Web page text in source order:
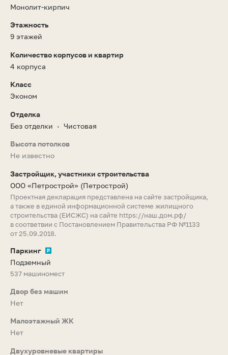
Монолит-кирпич
Этажность
9 этажей
Количество корпусов и квартир
4 корпуса
Класс
Эконом
Отделка
Без отделки
• Чистовая
Высота потолков
Не известно
Застройщик, участники строительства
ООО «Петрострой» (Петрострой)
Проектная декларация представлена на сайте застройщика,
а также в единой информационной системе жилищного
строительства (ЕИСЖС) на сайте https://наш.дом.рф/
в соответвии с Постановлением Правительства РФ №1133
от 25.09.2018.
Паркинг
Подземный
537 машиномест
Двор без машин
Нет
Малоэтажный ЖК
Нет
Двухуровневые квартиры